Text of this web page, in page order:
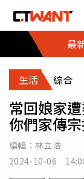
最
生活 綜合
常回娘家
你們家傳
編輯： 林立浩
2024-10-06